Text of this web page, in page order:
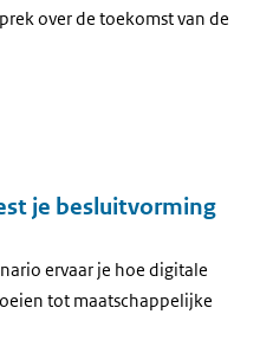
over de toekomst van de
je besluitvorming
ervaar je hoe digitale
tot maatschappelijke